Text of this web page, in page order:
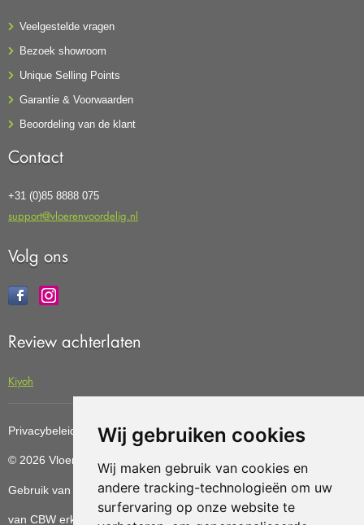
Wij gebruiken cookies
Wij maken gebruik van cookies en
andere tracking-technologieën om uw
surfervaring op onze website te
Veelgestelde vragen
Bezoek showroom
Unique Selling Points
Garantie & Voorwaarden
Beoordeling van de klant
Contact
+31 (0)85 8888 075
support@vloerenvoordelig.nl
Volg ons
Review achterlaten
Kiyoh
Privacybeleid Cookiebeleid Update cookies preferences
© 2026 Vloerenvoordelig Deze website is ontwikkeld door AGN
Gebruik van deze site betekent dat u dealgemene voorwaarden
van CBW erkende woonwinkels accepteert.